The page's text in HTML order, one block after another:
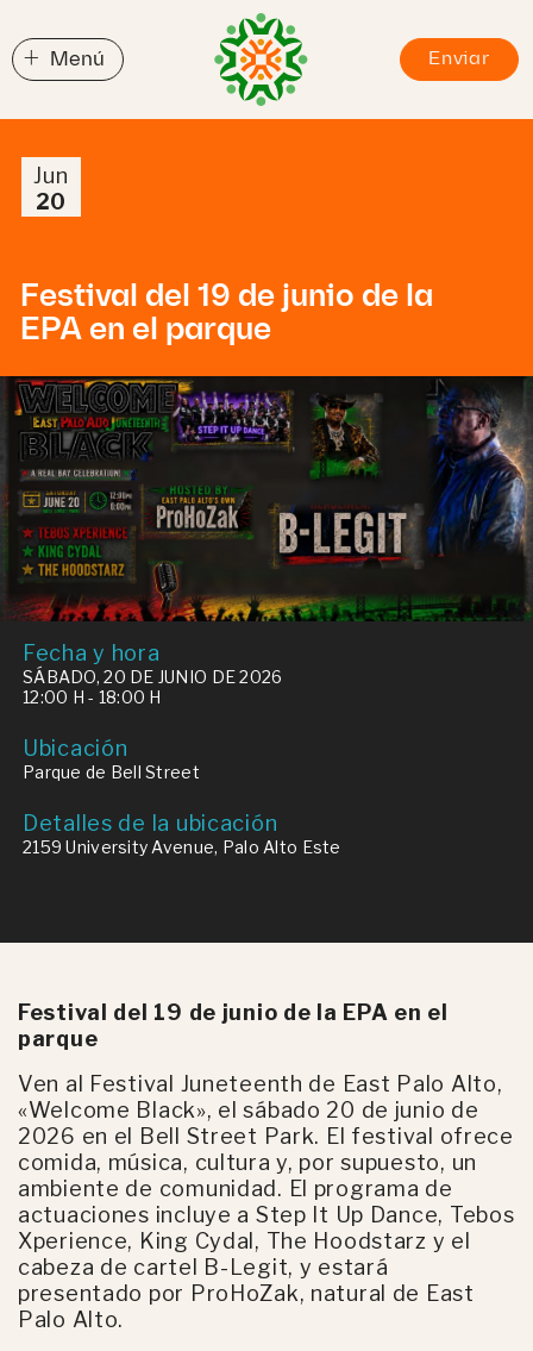
+ Menú Enviar
Jun
20
Festival del 19 de junio de la
EPA en el parque
Fecha y hora
SÁBADO, 20 DE JUNIO DE 2026
12:00 H - 18:00 H
Ubicación
Parque de Bell Street
Detalles de la ubicación
2159 University Avenue, Palo Alto Este
Festival del 19 de junio de la EPA en el
parque
Ven al Festival Juneteenth de East Palo Alto,
«Welcome Black», el sábado 20 de junio de
2026 en el Bell Street Park. El festival ofrece
comida, música, cultura y, por supuesto, un
ambiente de comunidad. El programa de
actuaciones incluye a Step It Up Dance, Tebos
Xperience, King Cydal, The Hoodstarz y el
cabeza de cartel B-Legit, y estará
presentado por ProHoZak, natural de East
Palo Alto.